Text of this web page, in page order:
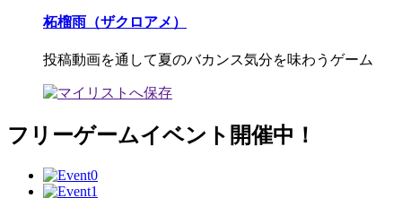
柘榴雨（ザクロアメ）
投稿動画を通して夏のバカンス気分を味わうゲーム
フリーゲームイベント開催中！